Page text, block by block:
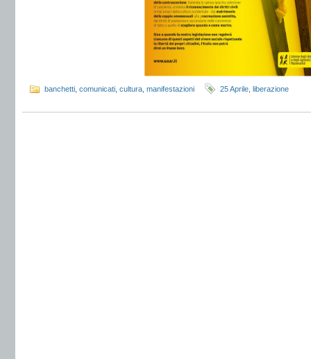
banchetti comunicati cultura manifestazioni 25 Aprile liberazione